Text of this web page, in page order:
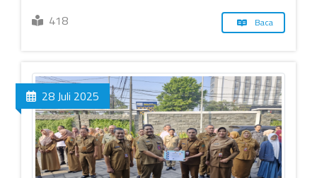
418 Baca
28 Juli 2025